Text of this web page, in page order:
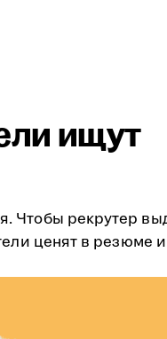
ищут
Чтобы рекрутер
ценят в резюме